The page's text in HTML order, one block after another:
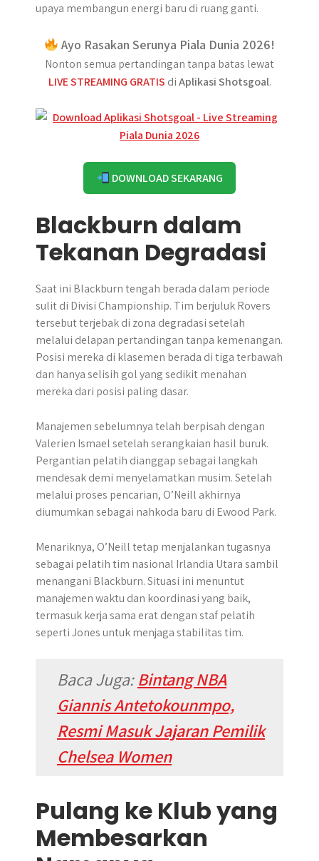
upaya membangun energi baru di ruang ganti.
Ayo Rasakan Serunya Piala Dunia 2026!
Nonton semua pertandingan tanpa batas lewat
LIVE STREAMING GRATIS diAplikasi Shotsgoal.
DOWNLOAD SEKARANG
Blackburn dalam
Tekanan Degradasi
Saat ini Blackburn tengah berada dalam periode
sulit di Divisi Championship. Tim berjuluk Rovers
tersebut terjebak di zona degradasi setelah
melalui delapan pertandingan tanpa kemenangan.
Posisi mereka di klasemen berada di tiga terbawah
dan hanya selisih gol yang sedikit menahan
mereka dari posisi paling dasar.
Manajemen sebelumnya telah berpisah dengan
Valerien Ismael setelah serangkaian hasil buruk.
Pergantian pelatih dianggap sebagai langkah
mendesak demi menyelamatkan musim. Setelah
melalui proses pencarian, O’Neill akhirnya
diumumkan sebagai nahkoda baru di Ewood Park.
Menariknya, O’Neill tetap menjalankan tugasnya
sebagai pelatih tim nasional Irlandia Utara sambil
menangani Blackburn. Situasi ini menuntut
manajemen waktu dan koordinasi yang baik,
termasuk kerja sama erat dengan staf pelatih
seperti Jones untuk menjaga stabilitas tim.
Baca Juga:Bintang NBA
Giannis Antetokounmpo,
Resmi Masuk Jajaran Pemilik
Chelsea Women
Pulang ke Klub yang
Membesarkan